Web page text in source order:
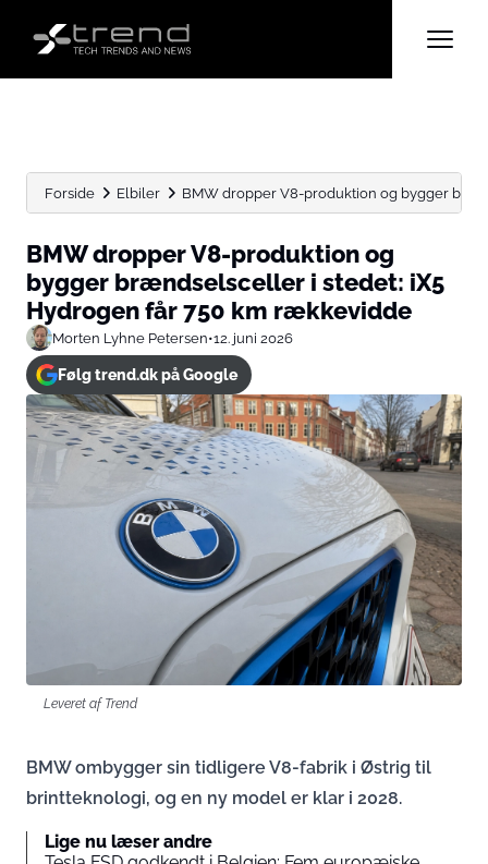
Forside Elbiler BMW dropper V8-produktion og bygger
BMW dropper V8-produktion og
bygger brændselsceller i stedet: iX5
Hydrogen får 750 km rækkevidde
Morten Lyhne Petersen•12. juni 2026
Følg trend.dk på Google
Leveret af Trend
BMW ombygger sin tidligere V8-fabrik i Østrig til
brintteknologi, og en ny model er klar i 2028.
Lige nu læser andre